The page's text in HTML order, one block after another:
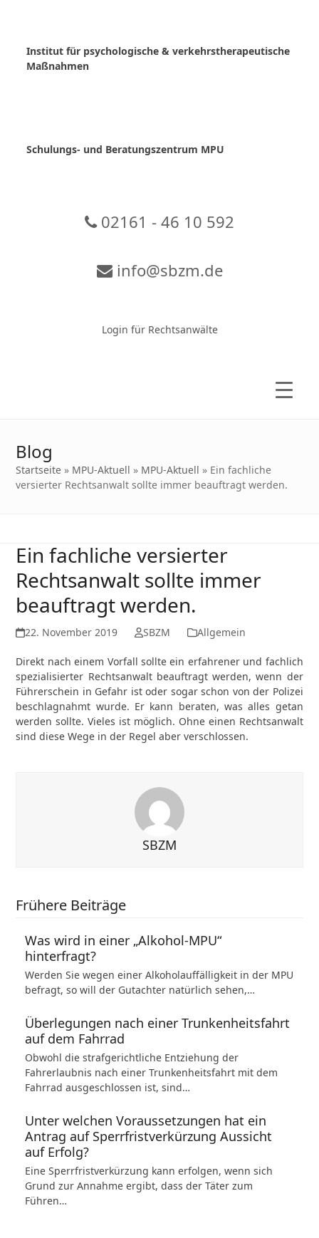
Institut für psychologische & verkehrstherapeutische
Maßnahmen
Schulungs- und Beratungszentrum MPU
02161 - 46 10 592
info@sbzm.de
Login für Rechtsanwälte
Blog
Startseite » MPU-Aktuell » MPU-Aktuell » Ein fachliche
versierter Rechtsanwalt sollte immer beauftragt werden.
Ein fachliche versierter
Rechtsanwalt sollte immer
beauftragt werden.
22. November 2019 SBZM Allgemein
Direkt nach einem Vorfall sollte ein erfahrener und fachlich
spezialisierter Rechtsanwalt beauftragt werden, wenn der
Führerschein in Gefahr ist oder sogar schon von der Polizei
beschlagnahmt wurde. Er kann beraten, was alles getan
werden sollte. Vieles ist möglich. Ohne einen Rechtsanwalt
sind diese Wege in der Regel aber verschlossen.
SBZM
Frühere Beiträge
Was wird in einer „Alkohol-MPU“
hinterfragt?
Werden Sie wegen einer Alkoholauffälligkeit in der MPU
befragt, so will der Gutachter natürlich sehen,…
Überlegungen nach einer Trunkenheitsfahrt
auf dem Fahrrad
Obwohl die strafgerichtliche Entziehung der
Fahrerlaubnis nach einer Trunkenheitsfahrt mit dem
Fahrrad ausgeschlossen ist, sind…
Unter welchen Voraussetzungen hat ein
Antrag auf Sperrfristverkürzung Aussicht
auf Erfolg?
Eine Sperrfristverkürzung kann erfolgen, wenn sich
Grund zur Annahme ergibt, dass der Täter zum
Führen…